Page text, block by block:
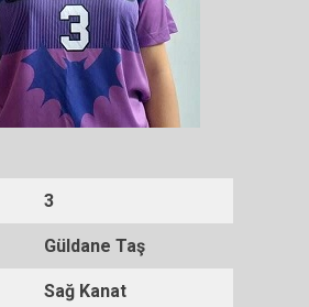
3
Güldane Taş
Sağ Kanat